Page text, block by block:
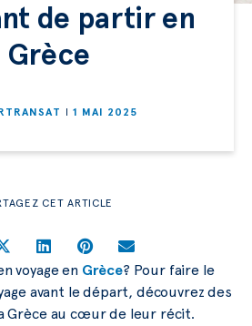
de partir en
Grèce
1 MAI 2025
CET ARTICLE
voyage en Grèce? Pour faire le
avant le départ, découvrez des
Grèce au cœur de leur récit.